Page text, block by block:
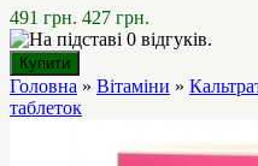
491 грн. 427 грн.
Головна » Вітаміни »
таблеток